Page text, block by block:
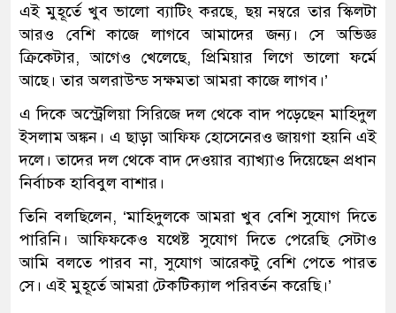
এই মুহূর্তে খুব ভালো ব্যাটিং করছে, ছয় নম্বরে তার স্কিলটা
আরও বেশি কাজে লাগবে আমাদের জন্য। সে অভিজ্ঞ
ক্রিকেটার, আগেও খেলেছে, প্রিমিয়ার লিগে ভালো ফর্মে
আছে। তার অলরাউন্ড সক্ষমতা আমরা কাজে লাগব।’
এ দিকে অস্ট্রেলিয়া সিরিজে দল থেকে বাদ পড়েছেন মাহিদুল
ইসলাম অঙ্কন। এ ছাড়া আফিফ হোসেনেরও জায়গা হয়নি এই
দলে। তাদের দল থেকে বাদ দেওয়ার ব্যাখ্যাও দিয়েছেন প্রধান
নির্বাচক হাবিবুল বাশার।
তিনি বলছিলেন, ‘মাহিদুলকে আমরা খুব বেশি সুযোগ দিতে
পারিনি। আফিফকেও যথেষ্ট সুযোগ দিতে পেরেছি সেটাও
আমি বলতে পারব না, সুযোগ আরেকটু বেশি পেতে পারত
সে। এই মুহূর্তে আমরা টেকটিক্যাল পরিবর্তন করেছি।’